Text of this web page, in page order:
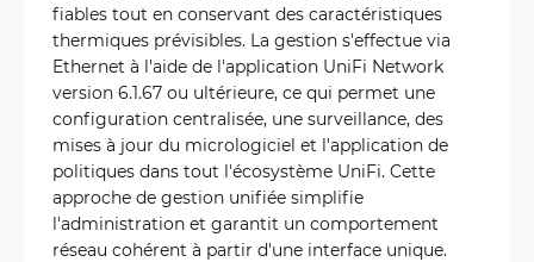
fiables tout en conservant des caractéristiques
thermiques prévisibles. La gestion s'effectue via
Ethernet à l'aide de l'application UniFi Network
version 6.1.67 ou ultérieure, ce qui permet une
configuration centralisée, une surveillance, des
mises à jour du micrologiciel et l'application de
politiques dans tout l'écosystème UniFi. Cette
approche de gestion unifiée simplifie
l'administration et garantit un comportement
réseau cohérent à partir d'une interface unique.